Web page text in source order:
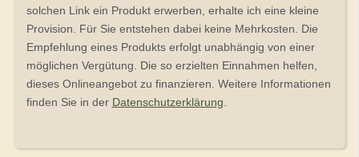
solchen Link ein Produkt erwerben, erhalte ich eine kleine
Provision. Für Sie entstehen dabei keine Mehrkosten. Die
Empfehlung eines Produkts erfolgt unabhängig von einer
möglichen Vergütung. Die so erzielten Einnahmen helfen,
dieses Onlineangebot zu finanzieren. Weitere Informationen
finden Sie in der Datenschutzerklärung